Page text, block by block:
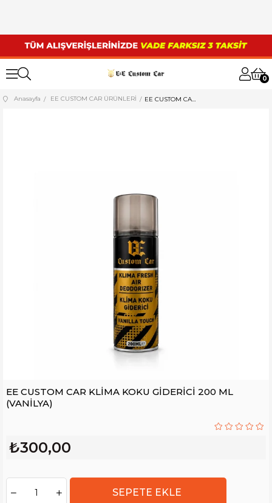
0
Anasayfa EE CUSTOM CAR ÜRÜNLERİ
EE CUSTOM CAR KLİMA KOKU GİDERİCİ 200 ML
(VANİLYA)
₺300,00